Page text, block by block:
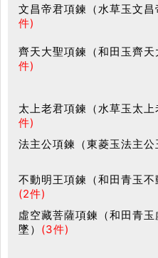
文昌帝君項鍊（水草玉文昌
件)
齊天大聖項鍊（和田玉齊天
件)
太上老君項鍊（水草玉太上
件)
法主公項鍊（東菱玉法主公
不動明王項鍊（和田青玉不
(2件)
虛空藏菩薩項鍊（和田青
墜） (3件)